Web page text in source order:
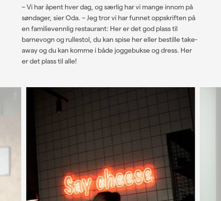
–Vi har åpent hver dag, og særlig har vi mange innom på
søndager, sier Oda. – Jeg tror vi har funnet oppskriften på
en familievennlig restaurant: Her er det god plass til
barnevogn og rullestol, du kan spise her eller bestille take-
away og du kan komme i både joggebukse og dress. Her
er det plass til alle!